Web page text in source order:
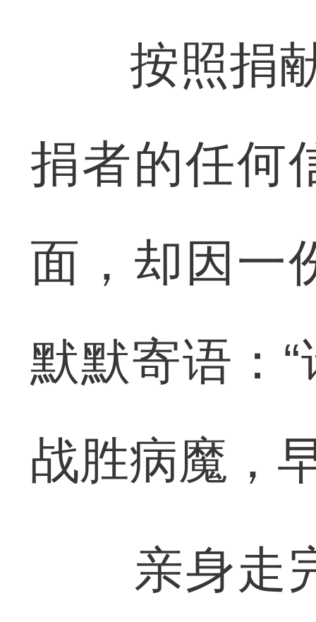
按照捐献“
捐者的任何
面，却因一
默默寄语：
战胜病魔，
亲身走完